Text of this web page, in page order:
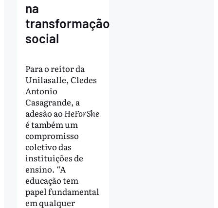
na
transformação
social
Para o reitor da
Unilasalle, Cledes
Antonio
Casagrande, a
adesão ao HeForShe
é também um
compromisso
coletivo das
instituições de
ensino. “A
educação tem
papel fundamental
em qualquer